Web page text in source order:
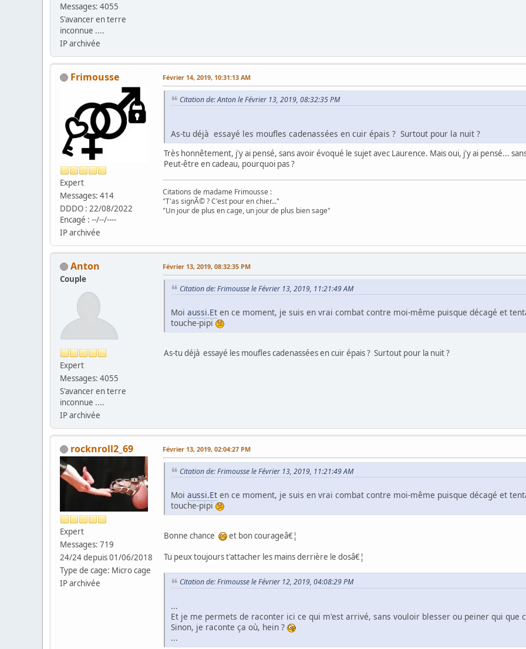
Messages: 4055
S'avancer en terre
inconnue ....
IP archivée
Frimousse
Expert
Messages: 414
DDDO : 22/08/2022
Encagé : --/--/----
IP archivée
Février 14, 2019, 10:31:13 AM
Citation de: Anton le Février 13, 2019, 08:32:35 PM
As-tu déjà essayé les moufles cadenassées en cuir épais ? Surtout pour la nuit ?
Très honnêtement, j'y ai pensé, sans avoir évoqué le sujet avec Laurence. Mais oui, j'y ai pensé...
Peut-être en cadeau, pourquoi pas ?
Citations de madame Frimousse :
"T'as signÃ© ? C'est pour en chier..."
"Un jour de plus en cage, un jour de plus bien sage"
Anton
Couple
Expert
Messages: 4055
S'avancer en terre
inconnue ....
IP archivée
Février 13, 2019, 08:32:35 PM
Citation de: Frimousse le Février 13, 2019, 11:21:49 AM
Moi aussi.Et en ce moment, je suis en vrai combat contre moi-même puisque décagé et
touche-pipi
As-tu déjà essayé les moufles cadenassées en cuir épais ? Surtout pour la nuit ?
rocknroll2_69
Expert
Messages: 719
24/24 depuis 01/06/2018
Type de cage: Micro cage
IP archivée
Février 13, 2019, 02:04:27 PM
Citation de: Frimousse le Février 13, 2019, 11:21:49 AM
Moi aussi.Et en ce moment, je suis en vrai combat contre moi-même puisque décagé et
touche-pipi
Bonne chance
et bon courageâ€¦
Tu peux toujours t'attacher les mains derrière le dosâ€¦
Citation de: Frimousse le Février 12, 2019, 04:08:29 PM
...
Et je me permets de raconter ici ce qui m'est arrivé, sans vouloir blesser ou peiner qui que
Sinon, je raconte ça où, hein ?
...